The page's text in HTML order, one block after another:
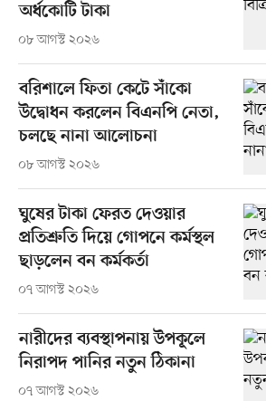
অর্ধকোটি টাকা
০৮ আগস্ট ২০২৬
বরিশালে ফিতা কেটে সাঁকো
উদ্বোধন করলেন বিএনপি নেতা,
চলছে নানা আলোচনা
০৮ আগস্ট ২০২৬
ঘুষের টাকা ফেরত দেওয়ার
প্রতিশ্রুতি দিয়ে গোপনে কর্মস্থল
ছাড়লেন বন কর্মকর্তা
০৭ আগস্ট ২০২৬
নারীদের ব্যবস্থাপনায় উপকূলে
নিরাপদ পানির নতুন ঠিকানা
০৭ আগস্ট ২০২৬